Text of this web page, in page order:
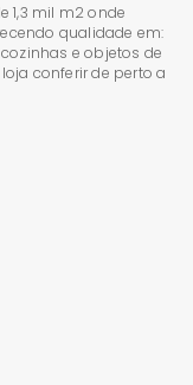
1,3 mil m2 onde
qualidade em:
e objetos de
conferir de perto a